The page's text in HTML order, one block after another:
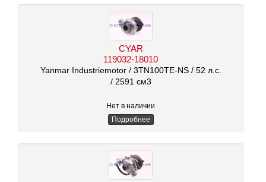
CYAR
119032-18010
Yanmar Industriemotor / 3TN100TE-NS / 52 л.с.
/ 2591 см3
Нет в наличии
Подробнее